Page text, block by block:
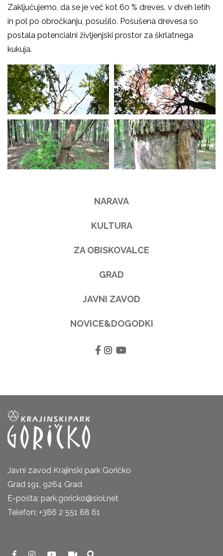
Zaključujemo, da se je več kot 60 % dreves, v dveh letih
in pol po obročkanju, posušilo. Posušena drevesa so
postala potencialni življenjski prostor za škrlatnega
kukuja.
NARAVA
KULTURA
ZA OBISKOVALCE
GRAD
JAVNI ZAVOD
NOVICE&DOGODKI
Javni zavod Krajinski park Goričko
Grad 191, 9264 Grad
E-pošta: park.goricko@siol.net
Telefon: +386 2 551 88 61